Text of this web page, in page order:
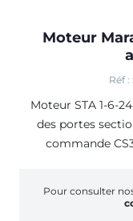
Moteur
Réf :
Moteur STA 1-6-
des portes
commande
Pour consulter